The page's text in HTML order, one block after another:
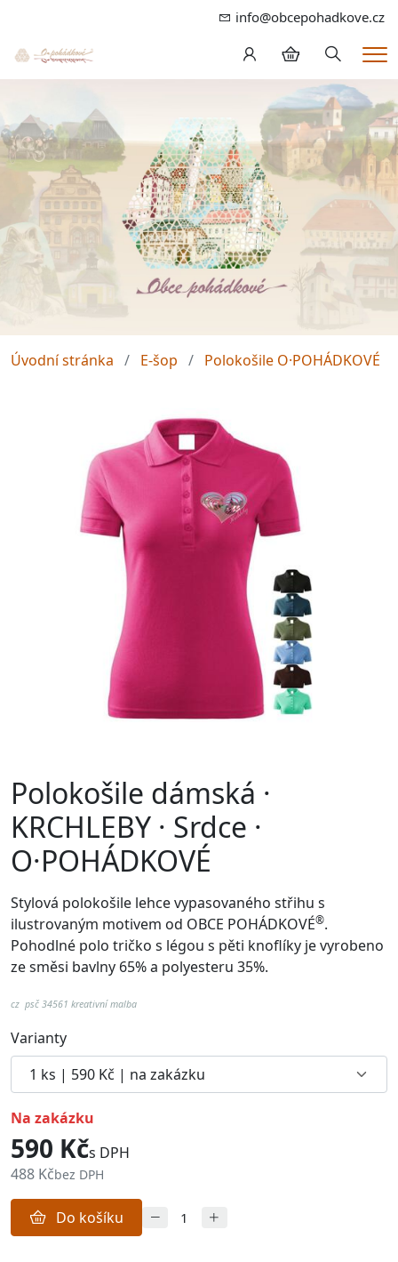
info@obcepohadkove.cz
Hledání
Úvodní stránka E-šop Polokošile O·POHÁDKOVÉ
Polokošile dámská ·
KRCHLEBY · Srdce ·
O·POHÁDKOVÉ
Stylová polokošile lehce vypasovaného střihu s
ilustrovaným motivem od OBCE POHÁDKOVÉ®.
Pohodlné polo tričko s légou s pěti knoflíky je vyrobeno
ze směsi bavlny 65% a polyesteru 35%.
cz psč 34561 kreativní malba
Varianty
na zakázku
590 Kčs DPH
488 Kčbez DPH
Do košíku